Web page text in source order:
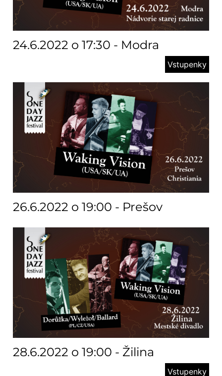
24.6.2022 o 17:30 - Modra
Vstupenky
26.6.2022 o 19:00 - Prešov
28.6.2022 o 19:00 - Žilina
Vstupenky